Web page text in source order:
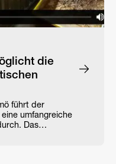
die
führt der
umfangreiche
Das…